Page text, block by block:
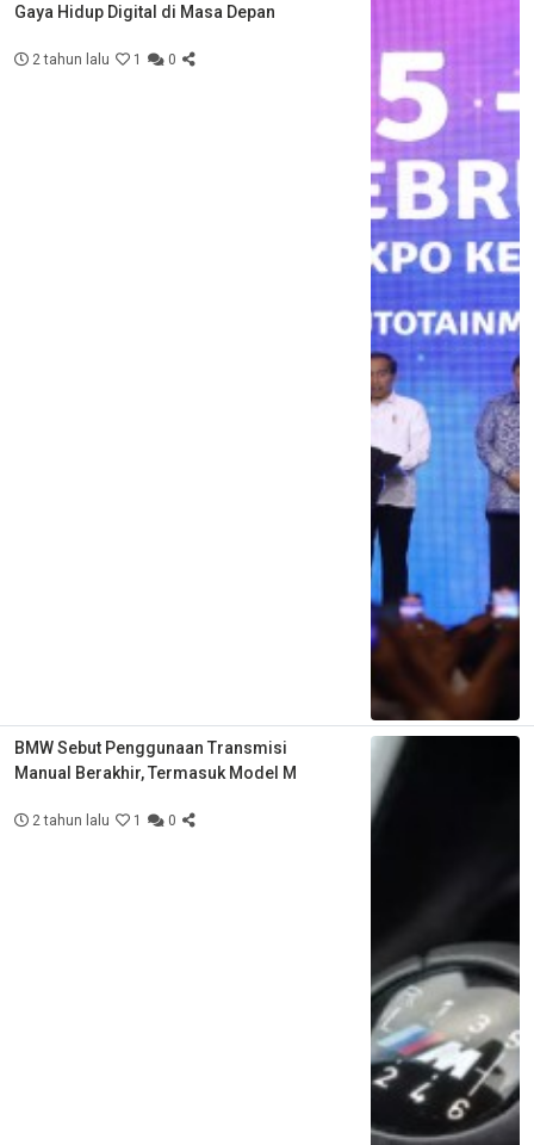
Gaya Hidup Digital di Masa Depan
2 tahun lalu 1 0
BMW Sebut Penggunaan Transmisi
Manual Berakhir, Termasuk Model M
2 tahun lalu 1 0